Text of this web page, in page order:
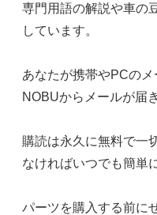
専門用語の解説や車の
しています。
あなたが携帯やPCの
NOBUからメールが届
購読は永久に無料で一
なければいつでも簡単
パーツを購入する前に